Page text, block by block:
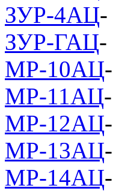
ЗУР-4АЦ-
ЗУР-ГАЦ-
МР-10АЦ-
МР-11АЦ-
МР-12АЦ-
МР-13АЦ-
МР-14АЦ-